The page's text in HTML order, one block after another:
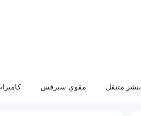
بنشر متنقل مقوي سيرفس